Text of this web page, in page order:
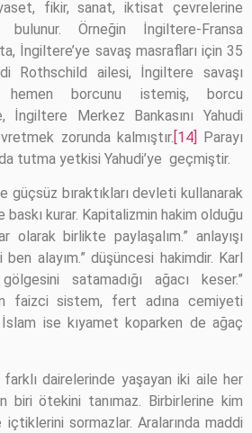
fikir, sanat, iktisat çevrelerine
bulunur. Örneğin İngiltere-Fransa
İngiltere’ye savaş masrafları için 35
Rothschild ailesi, İngiltere savaşı
borcunu istemiş, borcu
İngiltere Merkez Bankasını Yahudi
zorunda kalmıştır. [14] Parayı
tutma yetkisi Yahudi’ye geçmiştir.
güçsüz bıraktıkları devleti kullanarak
baskı kurar. Kapitalizmin hakim olduğu
olarak birlikte paylaşalım.” anlayışı
alayım.” düşüncesi hakimdir. Karl
gölgesini satamadığı ağacı keser.”
faizci sistem, fert adına cemiyeti
ise kıyamet koparken de ağaç
farklı dairelerinde yaşayan iki aile her
biri ötekini tanımaz. Birbirlerine kim
içtiklerini sormazlar. Aralarında maddi